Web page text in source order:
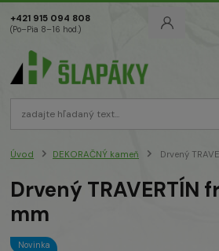
+421 915 094 808
(Po–Pia 8–16 hod.)
Úvod DEKORAČNÝ kameň Drvený
Drvený TRAVERTÍN
mm
Novinka